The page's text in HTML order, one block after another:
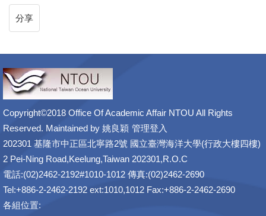
分享
Copyright©2018 Office Of Academic Affair NTOU All Rights
Reserved. Maintained by 姚良穎 管理登入
202301 基隆市中正區北寧路2號 國立臺灣海洋大學(行政大樓四樓)
2 Pei-Ning Road,Keelung,Taiwan 202301,R.O.C
電話:(02)2462-2192#1010-1012 傳真:(02)2462-2690
Tel:+886-2-2462-2192 ext:1010,1012 Fax:+886-2-2462-2690
各組位置: